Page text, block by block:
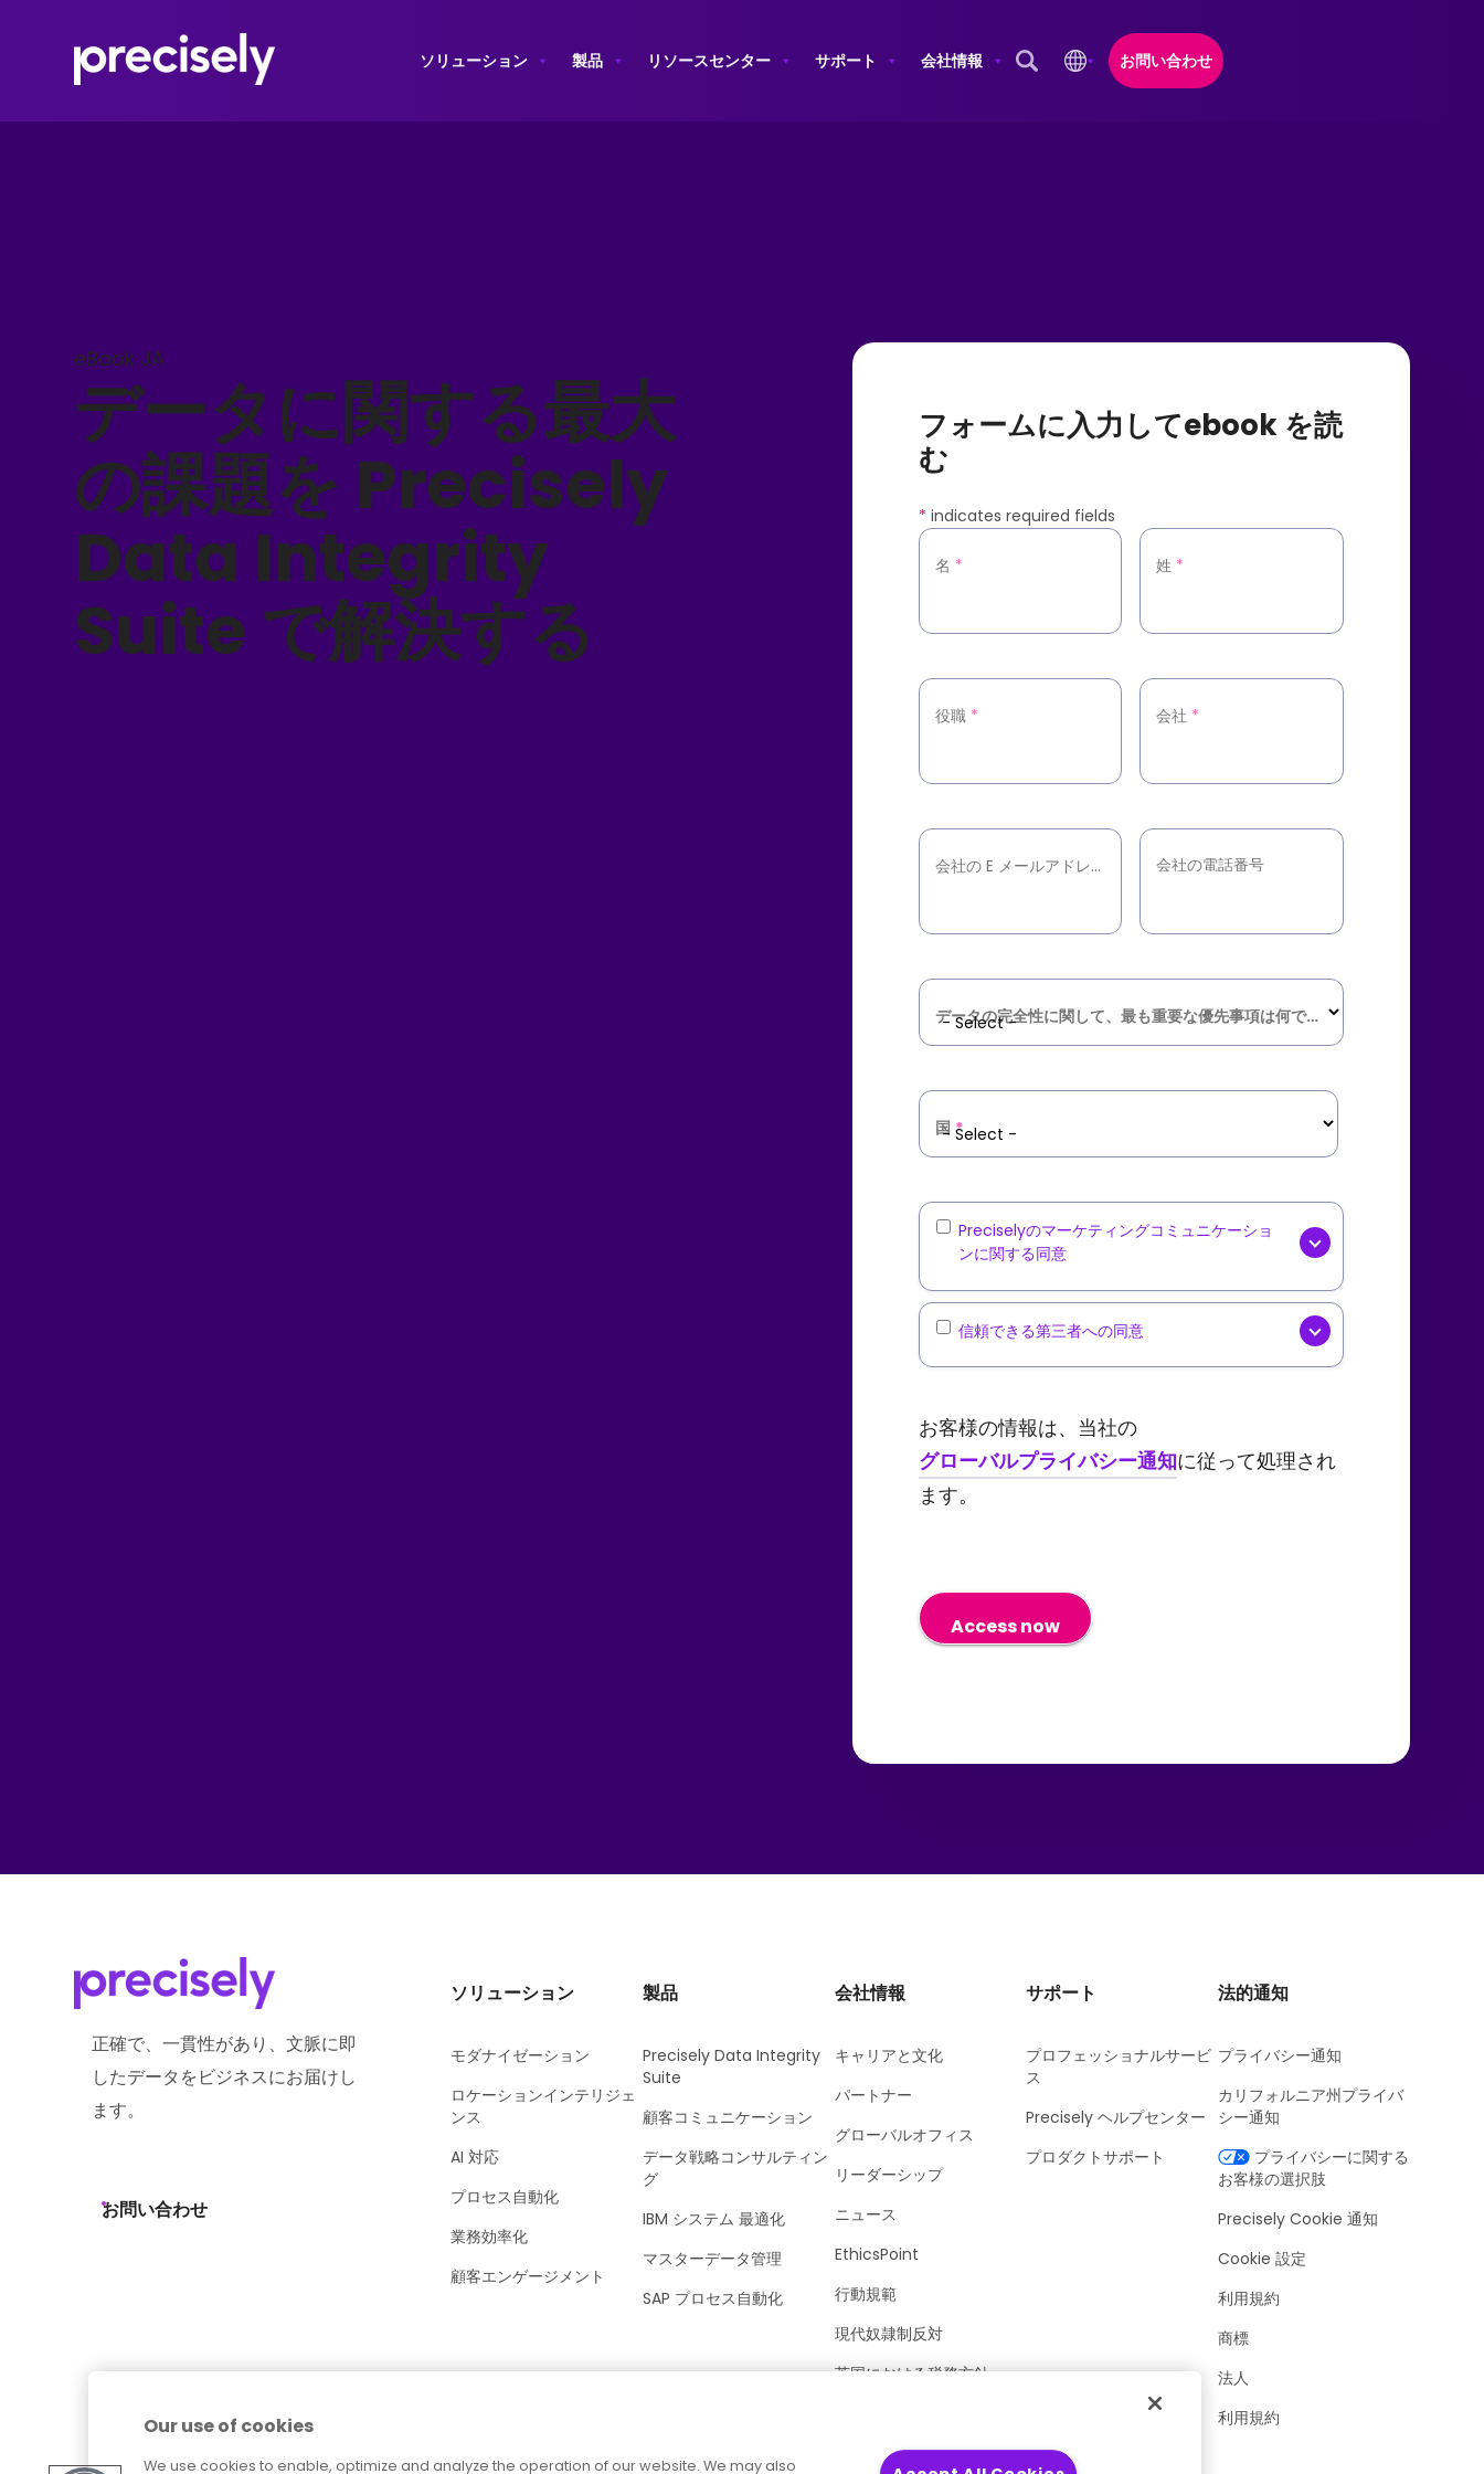
ソリューション 製品 リソースセンター サポート
会社情報
Open Search Popup
お問い合わせ
eBook JA
データに関する最大
の課題を Precisely
Data Integrity
Suite で解決する
フォームに入力してebook を読
む
* indicates required fields
名 * 姓 *
役職 * 会社 *
会社の E メールアドレス 会社の電話番号
データの完全性に関して、最も重要な優先事項は何ですか?
国 *
Marketing
Communications
Preciselyのマーケティングコミュニケーショ
ンに関する同意
はい、Precisely
[オプション] か
らニュースレター、製品アップデー
ト、業界コンテンツ、イベント招待
ションをEメールで受け取ることに
同意します。受信したEメール内の
「配信停止」リンクを使用するか、
からリクエストを送信することで、
いつでも同意を取り消し、これらの
Third-
Party
Sharing
信頼できる第三者への同意
Precisely
[オプション] が、厳選
と、オファー、プロモーション、お
よび製品やサービスに関する情報を
送信する目的で私の個人データを共
からリクエストを送信することで、
お客様の情報は、当社の
グローバルプライバシー通知に従って処理され
ます。
正確で、一貫性があり、文脈に即
したデータをビジネスにお届けし
ます。
お問い合わせ
ソリューション
モダナイゼーション
ロケーションインテリジェ
ンス
AI 対応
プロセス自動化
業務効率化
顧客エンゲージメント
製品
Precisely Data Integrity
Suite
顧客コミュニケーション
データ戦略コンサルティン
グ
IBM システム 最適化
マスターデータ管理
SAP プロセス自動化
会社情報
キャリアと文化
パートナー
グローバルオフィス
リーダーシップ
ニュース
EthicsPoint
行動規範
現代奴隷制反対
英国における税務方針
サポート
プロフェッショナルサービ
ス
Precisely ヘルプセンター
プロダクトサポート
法的通知
プライバシー通知
カリフォルニア州プライバ
シー通知
プライバシーに関する
お客様の選択肢
Precisely Cookie 通知
Cookie 設定
利用規約
商標
法人
利用規約
Our use of cookies
We use cookies to enable, optimize and analyze the operation of our website. We may also